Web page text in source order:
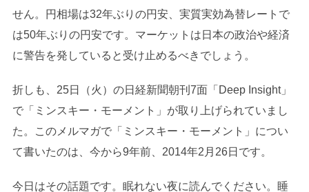
せん。円相場は32年ぶりの円安、実質実効為替レートで
は50年ぶりの円安です。マーケットは日本の政治や経済
に警告を発していると受け止めるべきでしょう。
折しも、25日（火）の日経新聞朝刊7面「Deep Insight」
で「ミンスキー・モーメント」が取り上げられていまし
た。このメルマガで「ミンスキー・モーメント」につい
て書いたのは、今から9年前、2014年2月26日です。
今日はその話題です。眠れない夜に読んでください。睡